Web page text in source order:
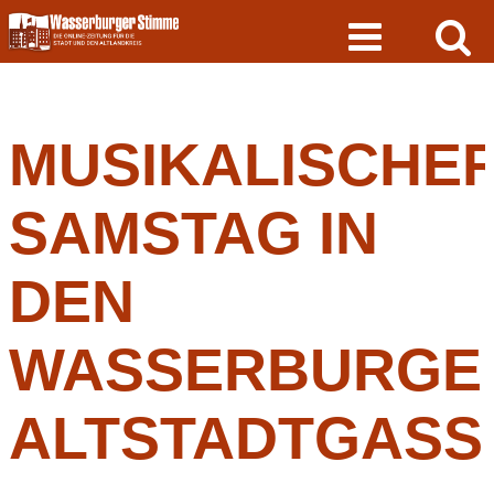
Skip
to
content
SAMSTAG IN
DEN